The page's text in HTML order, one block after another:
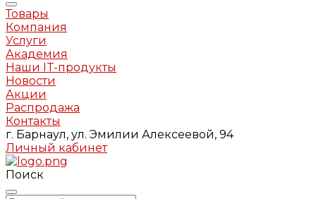
Товары
Компания
Услуги
Академия
Наши IT-продукты
Новости
Акции
Распродажа
Контакты
г. Барнаул, ул. Эмилии Алексеевой, 94
Личный кабинет
Поиск